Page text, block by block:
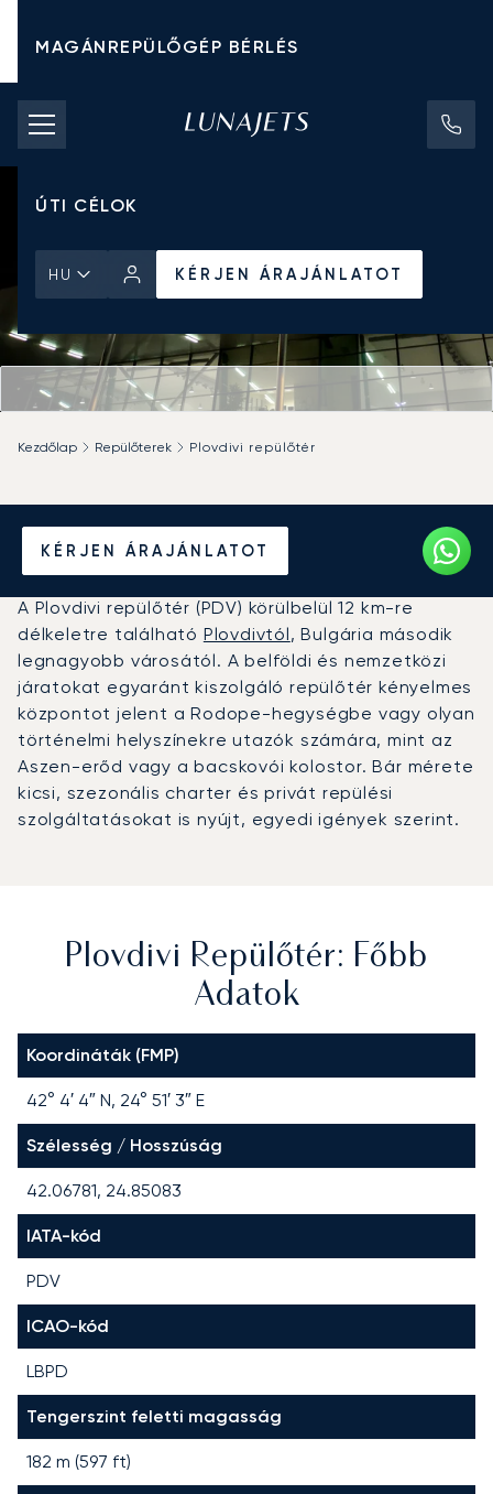
MAGÁNREPÜLŐGÉP BÉRLÉS
CHARTER ÁRAK
MAGÁNREPÜLŐGÉPEK
ÚTI CÉLOK
HU KÉRJEN ÁRAJÁNLATOT
KÉRJEN ÁRAJÁNLATOT
Kezdőlap Repülőterek Plovdivi repülőtér
Magánrepülőgép bérlése a
Plovdivi repülőtérre (PDV)
A Plovdivi repülőtér (PDV) körülbelül 12 km-re
délkeletre található Plovdivtól, Bulgária második
legnagyobb városától. A belföldi és nemzetközi
járatokat egyaránt kiszolgáló repülőtér kényelmes
központot jelent a Rodope-hegységbe vagy olyan
történelmi helyszínekre utazók számára, mint az
Aszen-erőd vagy a bacskovói kolostor. Bár mérete
kicsi, szezonális charter és privát repülési
szolgáltatásokat is nyújt, egyedi igények szerint.
Plovdivi Repülőtér: Főbb
Adatok
Koordináták (FMP)
42° 4′ 4″ N, 24° 51′ 3″ E
Szélesség / Hosszúság
42.06781, 24.85083
IATA-kód
PDV
ICAO-kód
LBPD
Tengerszint feletti magasság
182 m (597 ft)